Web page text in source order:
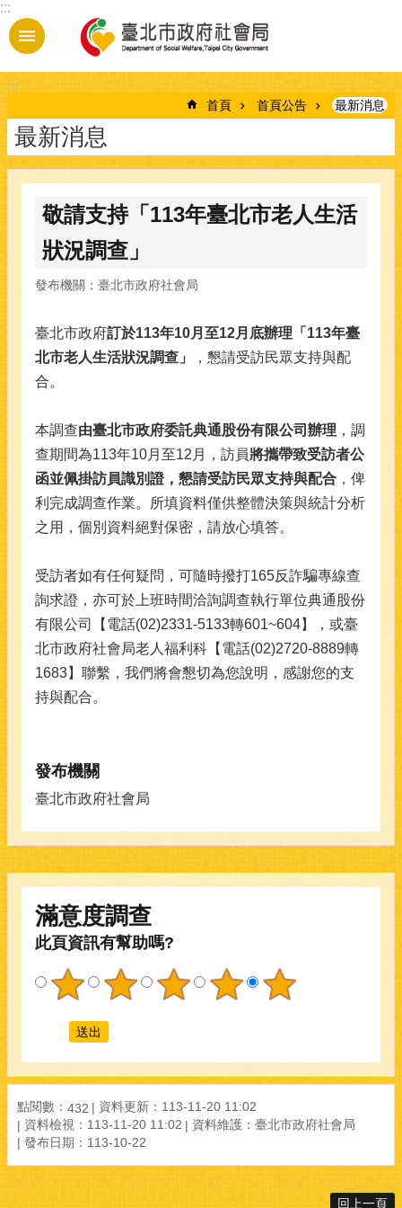
跳到主要內容區塊
:::
:::
首頁 首頁公告 最新消息
最新消息
敬請支持「113年臺北市老人生活
狀況調查」
發布機關：臺北市政府社會局
臺北市政府訂於113年10月至12月底辦理「113年臺
北市老人生活狀況調查」
，懇請受訪民眾支持與配
合。
本調查由臺北市政府委託典通股份有限公司辦理 ，調
查期間為113年10月至12月，訪員將攜帶致受訪者公
函並佩掛訪員識別證，懇請受訪民眾支持與配合 ，俾
利完成調查作業。所填資料僅供整體決策與統計分析
之用，個別資料絕對保密，請放心填答。
受訪者如有任何疑問，可隨時撥打165反詐騙專線查
詢求證，亦可於上班時間洽詢調查執行單位典通股份
有限公司【電話(02)2331-5133轉601~604】，或臺
北市政府社會局老人福利科【電話(02)2720-8889轉
1683】聯繫，我們將會懇切為您說明，感謝您的支
持與配合。
發布機關
臺北市政府社會局
滿意度調查
此頁資訊有幫助嗎?
點閱數： 432
資料更新：113-11-20 11:02
資料檢視：113-11-20 11:02
資料維護：臺北市政府社會局
發布日期：113-10-22
回上一頁